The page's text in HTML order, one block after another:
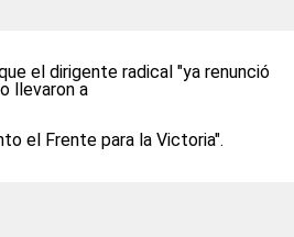
el dirigente radical "ya renunció
llevaron a
el Frente para la Victoria".